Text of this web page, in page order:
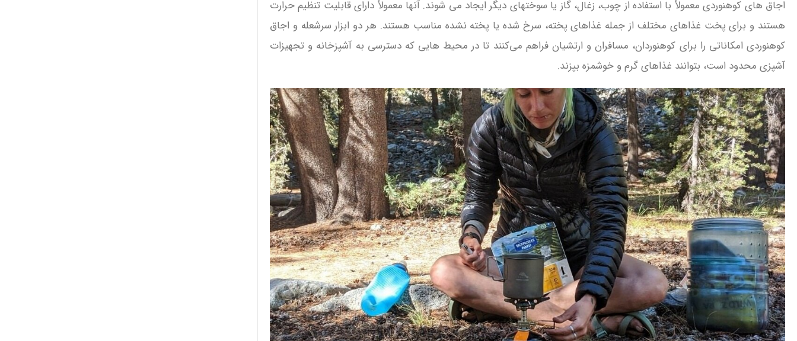
اجاق‌ های کوهنوردی معمولاً با استفاده از چوب، زغال، گاز یا سوختهای دیگر ایجاد می‌ شوند. آنها معمولاً دارای قابلیت تنظیم حرارت
هستند و برای پخت غذاهای مختلف از جمله غذاهای پخته، سرخ شده یا پخته نشده مناسب هستند. هر دو ابزار سرشعله و اجاق
کوهنوردی امکاناتی را برای کوهنوردان، مسافران و ارتشیان فراهم می‌کنند تا در محیط‌ هایی که دسترسی به آشپزخانه و تجهیزات
آشپزی محدود است، بتوانند غذاهای گرم و خوشمزه بپزند.